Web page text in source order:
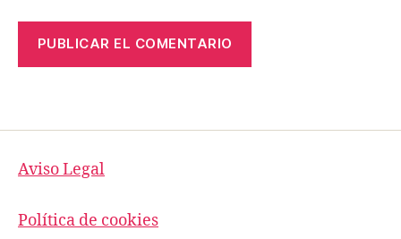
Aviso Legal
Política de cookies